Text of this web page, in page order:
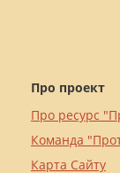
Про проект
Про ресурс
Команда
Карта Сайту